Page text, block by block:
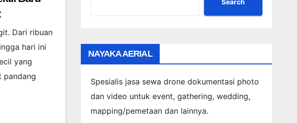
Dari ribuan
hari ini
yang
pandang
Search
NAYAKA AERIAL
Spesialis jasa sewa drone dokumentasi photo
dan video untuk event, gathering, wedding,
mapping/pemetaan dan lainnya.